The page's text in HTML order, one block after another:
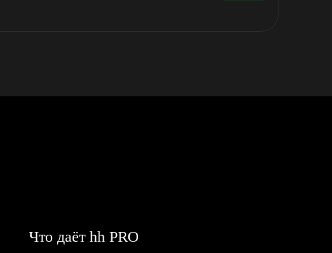
Что даёт hh PRO